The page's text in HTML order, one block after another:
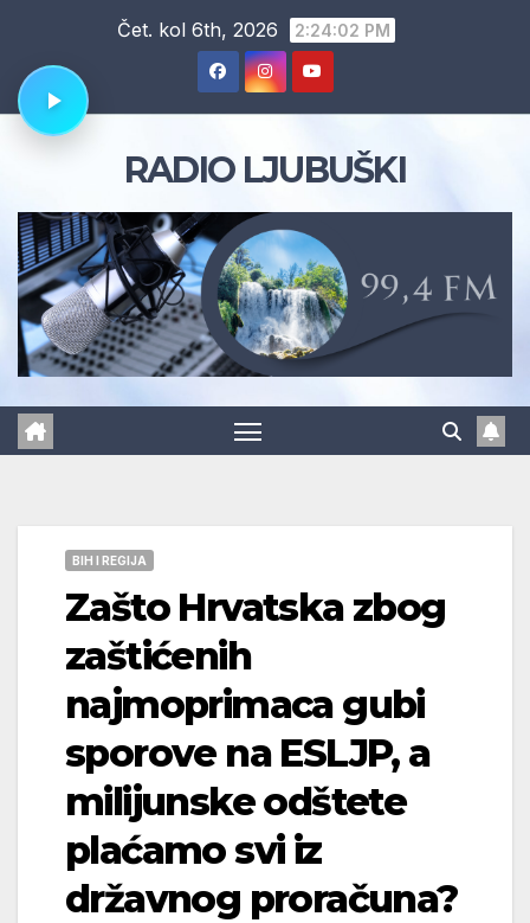
content
Čet. kol 6th, 2026 2:24:03 PM
RADIO LJUBUŠKI
BIH I REGIJA
Zašto Hrvatska zbog
zaštićenih
najmoprimaca gubi
sporove na ESLJP, a
milijunske odštete
plaćamo svi iz
državnog proračuna?